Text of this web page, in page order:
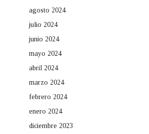
agosto 2024
julio 2024
junio 2024
mayo 2024
abril 2024
marzo 2024
febrero 2024
enero 2024
diciembre 2023